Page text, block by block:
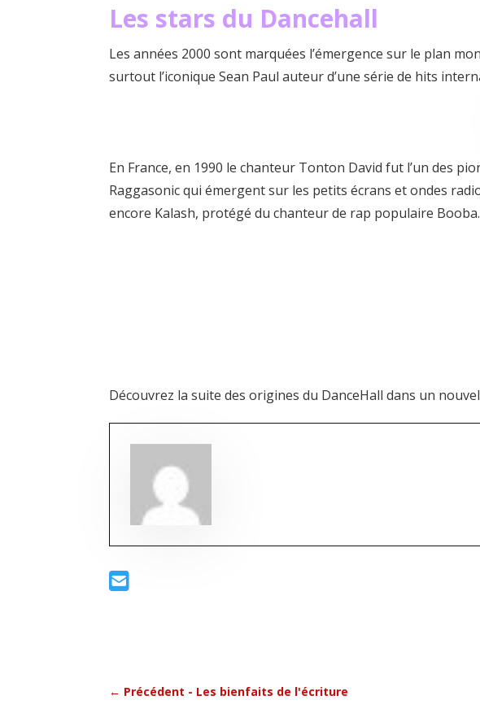
Les stars du Dancehall
Les années 2000 sont marquées l’émergence sur le plan
surtout l’iconique Sean Paul auteur d’une série de hits
En France, en 1990 le chanteur Tonton David fut l’un des
Raggasonic qui émergent sur les petits écrans et ondes
encore Kalash, protégé du chanteur de rap populaire Booba.
Découvrez la suite des origines du DanceHall dans un
← Précédent - Les bienfaits de l'écriture